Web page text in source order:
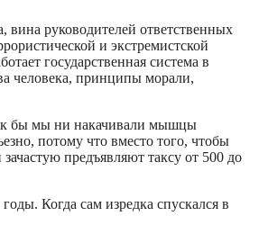
руководителей ответственных
и экстремистской
государственная система в
человека, принципы морали,
бы мы ни накачивали мышцы
потому что вместо того, чтобы
предъявляют таксу от 500 до
Когда сам изредка спускался в